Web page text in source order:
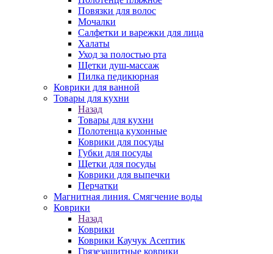
Повязки для волос
Мочалки
Салфетки и варежки для лица
Халаты
Уход за полостью рта
Щетки душ-массаж
Пилка педикюрная
Коврики для ванной
Товары для кухни
Назад
Товары для кухни
Полотенца кухонные
Коврики для посуды
Губки для посуды
Щетки для посуды
Коврики для выпечки
Перчатки
Магнитная линия. Смягчение воды
Коврики
Назад
Коврики
Коврики Каучук Асептик
Грязезащитные коврики